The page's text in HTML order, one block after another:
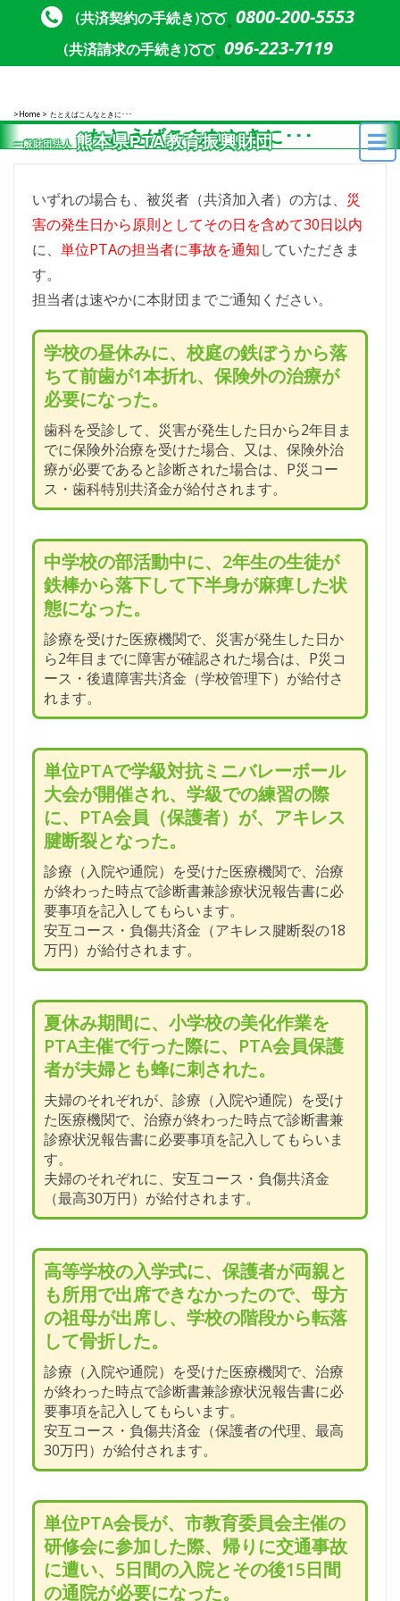
Skip to content
Skip to content(共済契約の手続き) 0800-200-5553
(共済請求の手続き) 096-223-7119
一般財団法人 熊本県PTA教育振興財団
Home たとえばこんなときに･･･
たとえばこんなときに･･･
いずれの場合も、被災者（共済加入者）の方は、 災
害の発生日から原則としてその日を含めて30日以内
に、 単位PTAの担当者に事故を通知していただきま
す。
担当者は速やかに本財団までご通知ください。
学校の昼休みに、校庭の鉄ぼうから落
ちて前歯が1本折れ、保険外の治療が
必要になった。
歯科を受診して、災害が発生した日から2年目ま
でに保険外治療を受けた場合、又は、保険外治
療が必要であると診断された場合は、P災コー
ス・歯科特別共済金が給付されます。
中学校の部活動中に、2年生の生徒が
鉄棒から落下して下半身が麻痺した状
態になった。
診療を受けた医療機関で、災害が発生した日か
ら2年目までに障害が確認された場合は、P災コ
ース・後遺障害共済金（学校管理下）が給付さ
れます。
単位PTAで学級対抗ミニバレーボール
大会が開催され、学級での練習の際
に、PTA会員（保護者）が、アキレス
腱断裂となった。
診療（入院や通院）を受けた医療機関で、治療
が終わった時点で診断書兼診療状況報告書に必
要事項を記入してもらいます。
安互コース・負傷共済金（アキレス腱断裂の18
万円）が給付されます。
夏休み期間に、小学校の美化作業を
PTA主催で行った際に、PTA会員保護
者が夫婦とも蜂に刺された。
夫婦のそれぞれが、診療（入院や通院）を受け
た医療機関で、治療が終わった時点で診断書兼
診療状況報告書に必要事項を記入してもらいま
す。
夫婦のそれぞれに、安互コース・負傷共済金
（最高30万円）が給付されます。
高等学校の入学式に、保護者が両親と
も所用で出席できなかったので、母方
の祖母が出席し、学校の階段から転落
して骨折した。
診療（入院や通院）を受けた医療機関で、治療
が終わった時点で診断書兼診療状況報告書に必
要事項を記入してもらいます。
安互コース・負傷共済金（保護者の代理、最高
30万円）が給付されます。
単位PTA会長が、市教育委員会主催の
研修会に参加した際、帰りに交通事故
に遭い、5日間の入院とその後15日間
の通院が必要になった。